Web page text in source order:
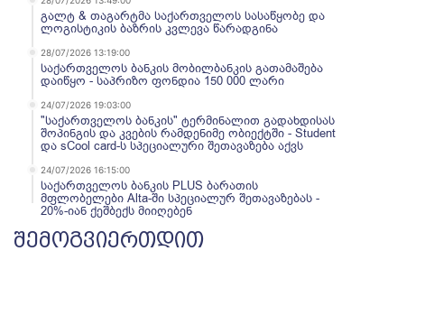
გალტ & თაგარტმა საქართველოს სასაწყობე და
ლოგისტიკის ბაზრის კვლევა წარადგინა
28/07/2026 13:19:00
საქართველოს ბანკის მობილბანკის გათამაშება
დაიწყო - საპრიზო ფონდია 150 000 ლარი
24/07/2026 19:03:00
"საქართველოს ბანკის" ტერმინალით გადახდისას
შოპინგის და კვების რამდენიმე ობიექტში - Student
და sCool card-ს სპეციალური შეთავაზება აქვს
24/07/2026 16:15:00
საქართველოს ბანკის PLUS ბარათის
მფლობელები Alta-ში სპეციალურ შეთავაზებას -
20%-იან ქეშბექს მიიღებენ
შემოგვიერთდით